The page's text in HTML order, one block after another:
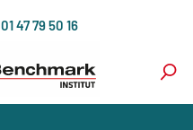
01 47 79 50 16